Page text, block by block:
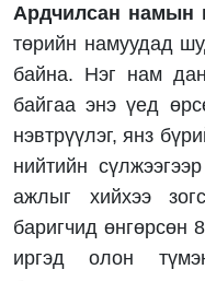
Ардчилсан намын
төрийн намуудад
байна. Нэг нам
байгаа энэ үед
нэвтрүүлэг, янз
нийтийн
ажлыг хийхээ
баригчид өнгөрсөн
иргэд олон